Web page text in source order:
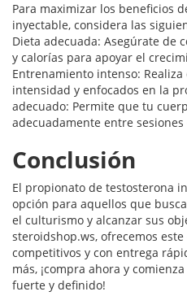
Para maximizar los beneficios
inyectable, considera las
Dieta adecuada: Asegúrate de
y calorías para apoyar el
Entrenamiento intenso:
intensidad y enfocados en la
adecuado: Permite que tu
adecuadamente entre
Conclusión
El propionato de testosterona
opción para aquellos que
el culturismo y alcanzar sus
steroidshop.ws, ofrecemos
competitivos y con entrega
más, ¡compra ahora y
fuerte y definido!